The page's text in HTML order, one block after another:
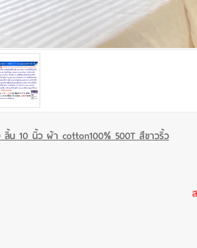
น 10 นิ้ว ผ้า cotton100% 500T สีขาวริ้ว